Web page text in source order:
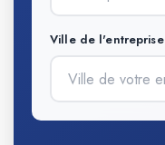
Ville de l'entreprise